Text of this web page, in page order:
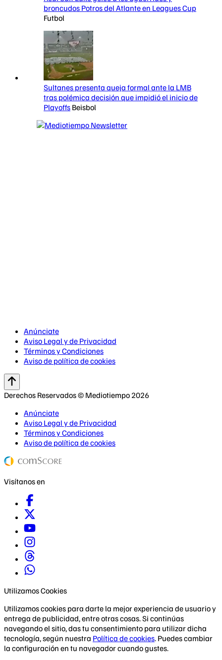
broncudos Potros del Atlante en Leagues Cup
Futbol
Sultanes presenta queja formal ante la LMB
tras polémica decisión que impidió el inicio de
Playoffs Beisbol
Anúnciate
Aviso Legal y de Privacidad
Términos y Condiciones
Aviso de política de cookies
Derechos Reservados © Mediotiempo 2026
Anúnciate
Aviso Legal y de Privacidad
Términos y Condiciones
Aviso de política de cookies
Visítanos en
Utilizamos Cookies
Utilizamos cookies para darte la mejor experiencia de usuario y
entrega de publicidad, entre otras cosas. Si continúas
navegando el sitio, das tu consentimiento para utilizar dicha
tecnología, según nuestra Política de cookies. Puedes cambiar
la configuración en tu navegador cuando gustes.